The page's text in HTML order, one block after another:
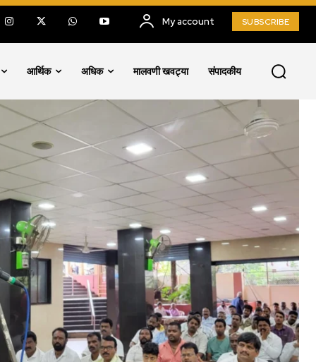
My account SUBSCRIBE
आर्थिक अधिक मालवणी खवट्या संपादकीय